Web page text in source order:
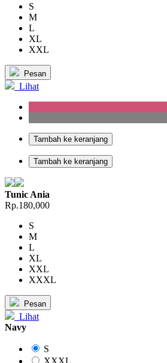
S
M
L
XL
XXL
Pesan
Lihat
Tambah ke keranjang
Tambah ke keranjang
Tunic Ania
Rp.180,000
S
M
L
XL
XXL
XXXL
Pesan
Lihat
Navy
S
XXXL